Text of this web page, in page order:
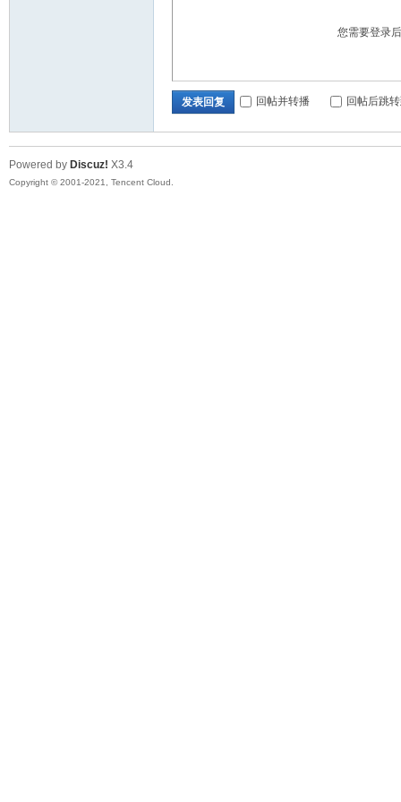
您需要登录
发表回复 回帖并转播 回帖后跳
Powered by Discuz! X3.4
Copyright © 2001-2021, Tencent Cloud.